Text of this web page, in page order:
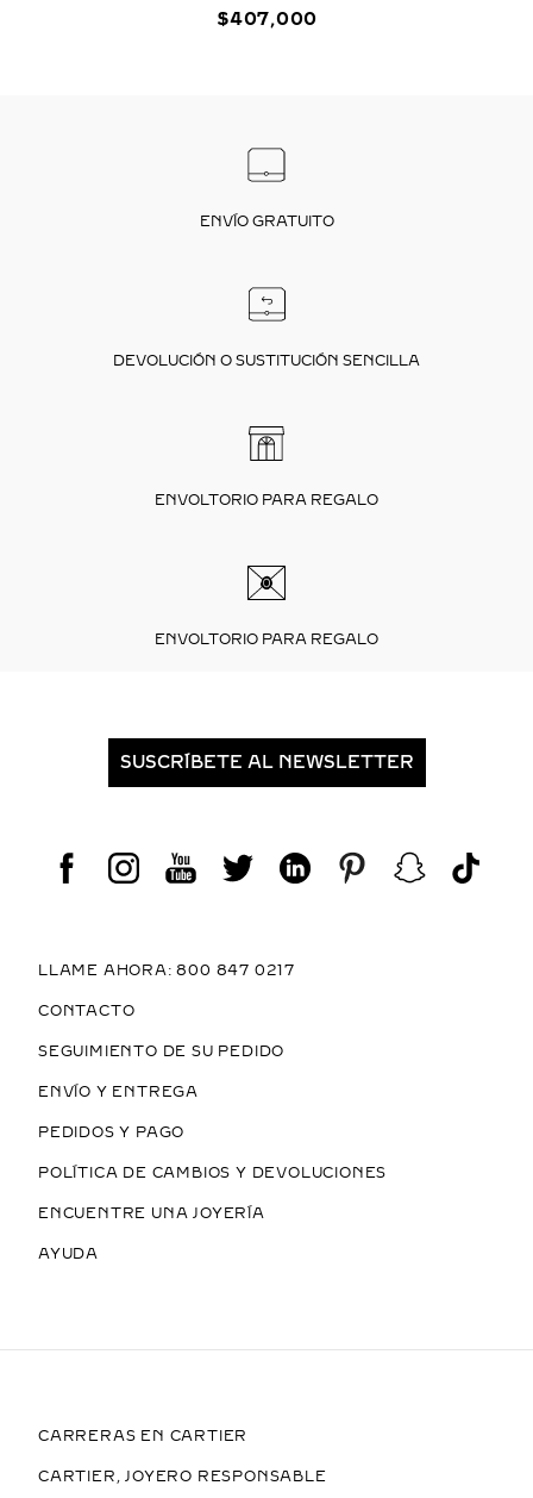
$407,000
ENVÍO GRATUITO
DEVOLUCIÓN O SUSTITUCIÓN SENCILLA
ENVOLTORIO PARA REGALO
ENVOLTORIO PARA REGALO
SUSCRÍBETE AL NEWSLETTER
LLAME AHORA: 800 847 0217
CONTACTO
SEGUIMIENTO DE SU PEDIDO
ENVÍO Y ENTREGA
PEDIDOS Y PAGO
POLÍTICA DE CAMBIOS Y DEVOLUCIONES
ENCUENTRE UNA JOYERÍA
AYUDA
CARRERAS EN CARTIER
CARTIER, JOYERO RESPONSABLE